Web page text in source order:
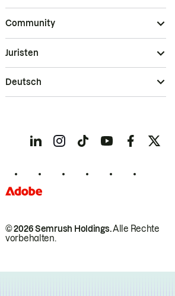
Community
© 2026 Semrush Holdings.Alle Rechte
vorbehalten.
Juristen
Deutsch